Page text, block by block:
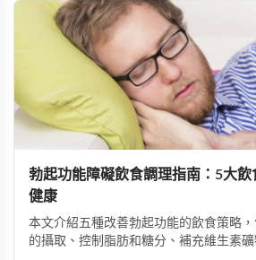
勃起功能障礙飲食調理指南：5大
健康
本文介紹五種改善勃起功能的飲食策略
的攝取、控制脂肪和糖分、補充維生素